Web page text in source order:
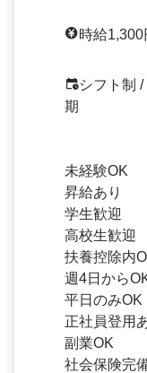
時給
シフト制
期
未経験OK
昇給あり
学生歓迎
高校生歓迎
扶養控除内
週4日から
平日のみOK
正社員登用
副業OK
社会保険完